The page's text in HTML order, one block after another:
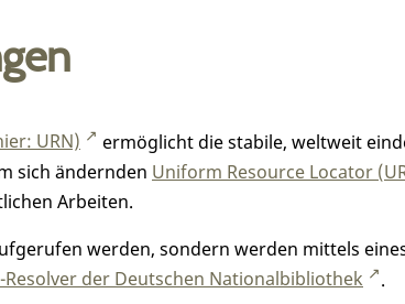
URN)
ermöglicht die stabile, weltweit
sich ändernden Uniform Resource Locator
Arbeiten.
werden, sondern werden mittels
Resolver der Deutschen Nationalbibliothek .